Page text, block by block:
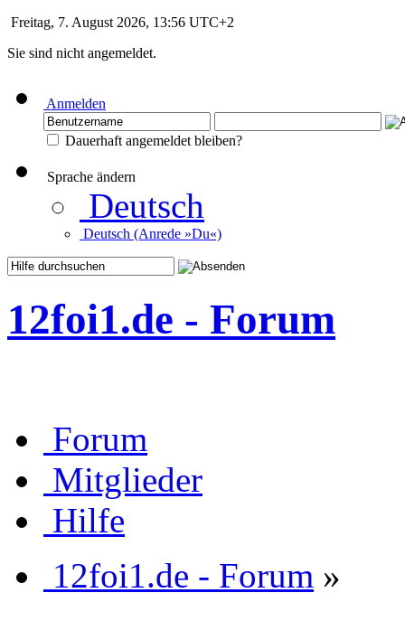
Freitag, 7. August 2026, 13:56 UTC+2
Sie sind nicht angemeldet.
Anmelden
Dauerhaft angemeldet bleiben?
Sprache ändern
Deutsch
Deutsch (Anrede »Du«)
12foi1.de - Forum
Forum
Mitglieder
Hilfe
12foi1.de - Forum »